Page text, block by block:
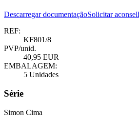
Descarregar documentaçãoSolicitar
REF:
KF801/8
PVP/unid.
40,95 EUR
EMBALAGEM:
5 Unidades
Série
Simon Cima